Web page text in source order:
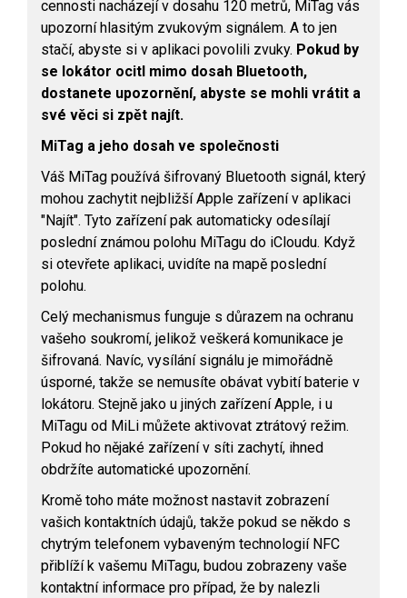
cennosti nacházejí v dosahu 120 metrů, MiTag vás
upozorní hlasitým zvukovým signálem. A to jen
stačí, abyste si v aplikaci povolili zvuky. Pokud by
se lokátor ocitl mimo dosah Bluetooth,
dostanete upozornění, abyste se mohli vrátit a
své věci si zpět najít.
MiTag a jeho dosah ve společnosti
Váš MiTag používá šifrovaný Bluetooth signál, který
mohou zachytit nejbližší Apple zařízení v aplikaci
"Najít". Tyto zařízení pak automaticky odesílají
poslední známou polohu MiTagu do iCloudu. Když
si otevřete aplikaci, uvidíte na mapě poslední
polohu.
Celý mechanismus funguje s důrazem na ochranu
vašeho soukromí, jelikož veškerá komunikace je
šifrovaná. Navíc, vysílání signálu je mimořádně
úsporné, takže se nemusíte obávat vybití baterie v
lokátoru. Stejně jako u jiných zařízení Apple, i u
MiTagu od MiLi můžete aktivovat ztrátový režim.
Pokud ho nějaké zařízení v síti zachytí, ihned
obdržíte automatické upozornění.
Kromě toho máte možnost nastavit zobrazení
vašich kontaktních údajů, takže pokud se někdo s
chytrým telefonem vybaveným technologií NFC
přiblíží k vašemu MiTagu, budou zobrazeny vaše
kontaktní informace pro případ, že by nalezli